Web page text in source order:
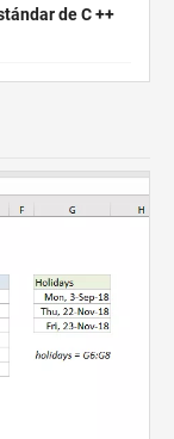
de C ++